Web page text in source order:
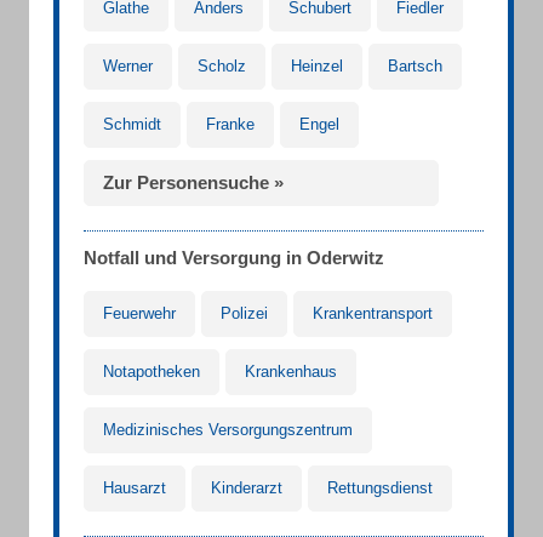
Glathe Anders Schubert Fiedler
Werner Scholz Heinzel Bartsch
Schmidt Franke Engel
Zur Personensuche »
Notfall und Versorgung in Oderwitz
Feuerwehr Polizei Krankentransport
Notapotheken Krankenhaus
Medizinisches Versorgungszentrum
Hausarzt Kinderarzt Rettungsdienst